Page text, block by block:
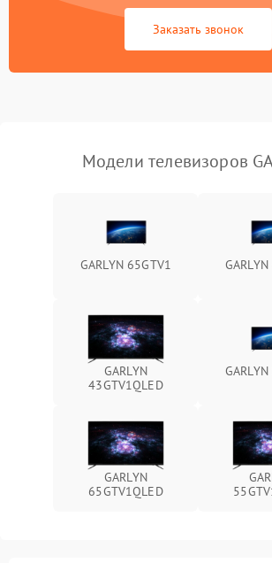
Сетевая
Заказать звонок
Модели телевизоров
GARLYN 65GTV1
GARLYN
43GTV1QLED
GARLYN
65GTV1QLED